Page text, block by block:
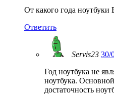
От какого года
Ответить
Servis23 30/
Год ноутбука не
ноутбука.
достаточность